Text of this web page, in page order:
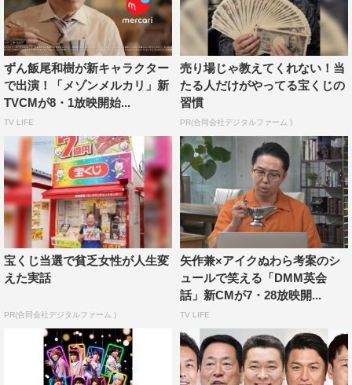
ＡＧＣの原薬が使われている薬を指して「これ、なんだ
し？」と一言。
ＡＧＣの原薬が医療の分野に役立っていることを社員から
教えてもらうと、「僕も役立ちたいです！」と手を挙げる
高橋。しかし「お気持ちだけで」と看護師長に断られてし
本CMは10月10日（土）より、関東・関西・東海などで放
送される。詳細は、特設サイトを参照。
＜動画＞
「なんだし、なんだし、ＡＧＣ／病院篇」
https://youtu.be/Yh_TWezCGgI
＜CM情報＞
「なんだし、なんだし、ＡＧＣ／病院篇」
ずん飯尾和樹が新キャラクター
で出演！「メゾンメルカリ」新
TVCMが8・1放映開始...
TV LIFE
売り場じゃ教えてくれない！当
たる人だけがやってる宝くじの
習慣
PR(合同会社デジタルファーム )
宝くじ当選で貧乏女性が人生変
えた実話
PR(合同会社デジタルファーム )
矢作兼×アイクぬわら考案のシ
ュールで笑える「DMM英会
話」新CMが7・28放映開...
TV LIFE